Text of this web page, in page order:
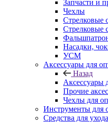
Запчасти и
Чехлы
Стрелковые
Стрелковые
Насадки,
УСМ
Аксессуары для
Назад
Аксессуары
Прочие
Чехлы для
Инструменты для
Средства для